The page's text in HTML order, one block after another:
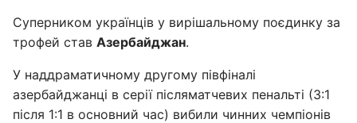
Суперником українців у вирішальному поєдинку за
трофей став Азербайджан.
У наддраматичному другому півфіналі
азербайджанці в серії післяматчевих пенальті (3:1
після 1:1 в основний час) вибили чинних чемпіонів